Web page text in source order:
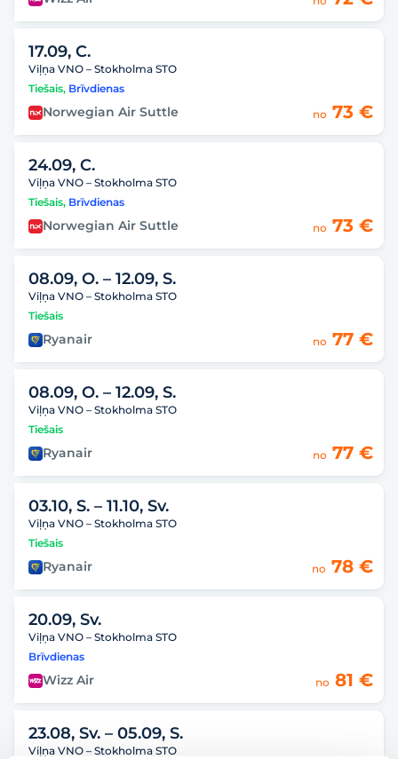
17.09, C.
Viļņa VNO – Stokholma STO
Tiešais, Brīvdienas
Norwegian Air Suttle no 73 €
24.09, C.
Viļņa VNO – Stokholma STO
Tiešais, Brīvdienas
Norwegian Air Suttle no 73 €
08.09, O. – 12.09, S.
Viļņa VNO – Stokholma STO
Tiešais
Ryanair no 77 €
08.09, O. – 12.09, S.
Viļņa VNO – Stokholma STO
Tiešais
Ryanair no 77 €
03.10, S. – 11.10, Sv.
Viļņa VNO – Stokholma STO
Tiešais
Ryanair no 78 €
20.09, Sv.
Viļņa VNO – Stokholma STO
Brīvdienas
Wizz Air no 81 €
23.08, Sv. – 05.09, S.
Viļņa VNO – Stokholma STO